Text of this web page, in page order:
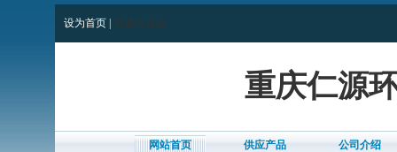
设为首页 收藏此企业
重庆仁源
网站首页 供应产品 公司介绍